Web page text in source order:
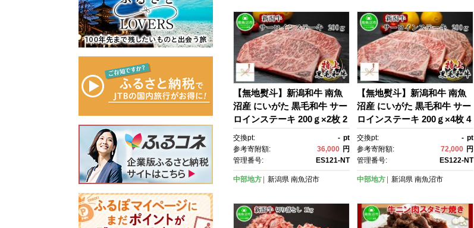
【無地熨斗】新潟和牛 南魚
沼産 にいがた 黒毛和牛 サー
ロインステーキ 200ｇ×2枚 2
人前 新潟県 南魚沼市
交換pt: - pt
参考寄附額:
36,000 円
管理番号:
ES121-NT
中部地方 新潟県 南魚沼市
【無地熨斗】新潟和牛 南魚
沼産 にいがた 黒毛和牛 サー
ロインステーキ 200ｇ×4枚 4
人前 新潟県 南魚沼市
交換pt: - pt
参考寄附額:
72,000 円
管理番号:
ES122-NT
中部地方 新潟県 南魚沼市